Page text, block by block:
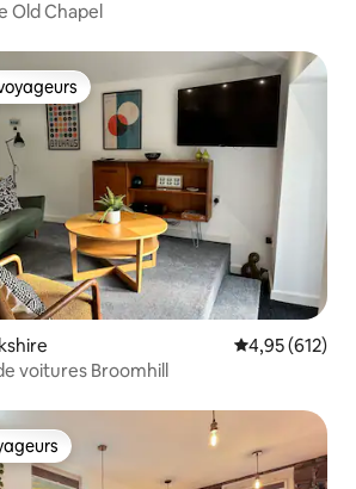
Old Chapel
parmi les plus aimés
Note
4,95 (612)
voitures Broomhill